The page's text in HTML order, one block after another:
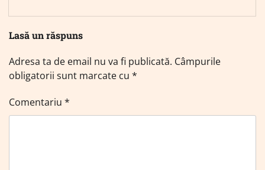
Lasă un răspuns
Adresa ta de email nu va fi publicată. Câmpurile
obligatorii sunt marcate cu *
Comentariu *